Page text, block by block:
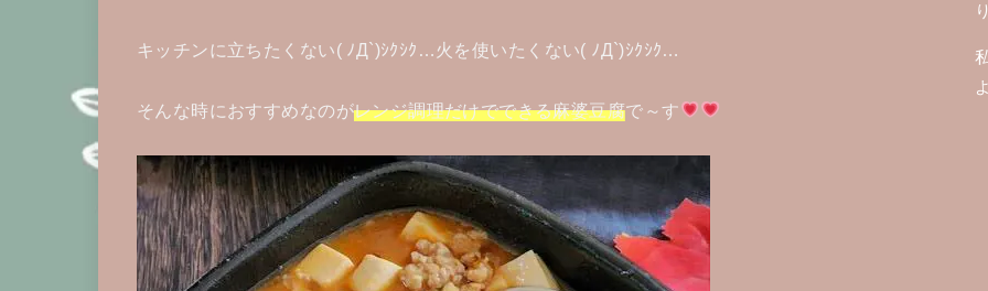
キッチンに立ちたくない( ﾉД`)ｼｸｼｸ…火を使いたくない( ﾉД`)ｼｸｼｸ…
そんな時におすすめなのがレンジ調理だけでできる麻婆豆腐で～す